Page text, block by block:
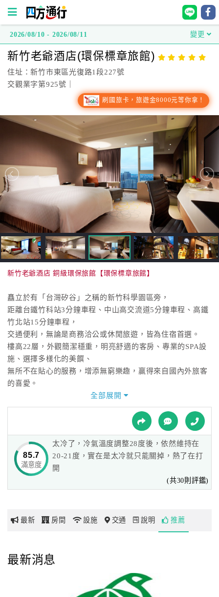
方
通
行
訂
房
直
接
跟
飯
店
訂
HOT
特
色
民
宿
球
網
帶
樂
2026/08/10 - 2026/08/11 變更
新竹老爺酒店(環保標章旅館)
住址：新竹市東區光復路1段227號
交觀業字第925號｜
刷國旅卡，旅遊金8000元等你拿！
新竹老爺酒店 銅級環保旅館【環保標章旅館】
矗立於有「台灣矽谷」之稱的新竹科學園區旁，
距離台鐵竹科站3分鐘車程、中山高交流道5分鐘車程、高鐵
竹北站15分鐘車程，
交通便利，無論是商務洽公或休閒旅遊，皆為住宿首選。
樓高22層，外觀簡潔穩重，明亮舒適的客房、專業的SPA設
施、選擇多樣化的美饌、
無所不在貼心的服務，增添無窮樂趣，贏得來自國內外旅客
的喜愛。
鄰近新竹科學園區的新竹老爺大酒店，最受商務人士及國人
位於新竹縣、市的中心地點，交通十分便利，擁有208間豪
華客房，
舒適的客房、全新42吋液晶電視及自動衛浴，堪稱新竹最摩
登時尚客房。
此外，不同的美食選擇，為您的旅途增加更多美味，
【明宮粵菜廳】的港式料理、【咖啡廳】的中西複合式豐盛
【中山日本料理】的精緻日式料理及【老爺鐵板燒】等各餐
廳，滿足每位旅客的心。
2013年經過專業謹慎及嚴格的交通部觀光局星級旅館評鑑，
全部展開
85.7
滿意度
太冷了，冷氣溫度調整28度後，依然維持在
20-21度，實在是太冷就只能關掉，熱了在打
開
(共30則評鑑)
最新 房間 設施 交通 說明 推薦
最新消息